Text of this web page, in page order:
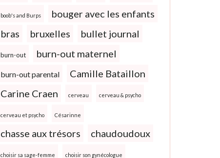
boob's and Burps
bouger avec les enfants
bras
bruxelles bullet journal
burn-out burn-out maternel
burn-out parental
Camille Bataillon
Carine Craen
cerveau cerveau & psycho
cerveau et psycho Césarinne
chasse aux trésors chaudoudoux
choisir sa sage-femme choisir son gynécologue